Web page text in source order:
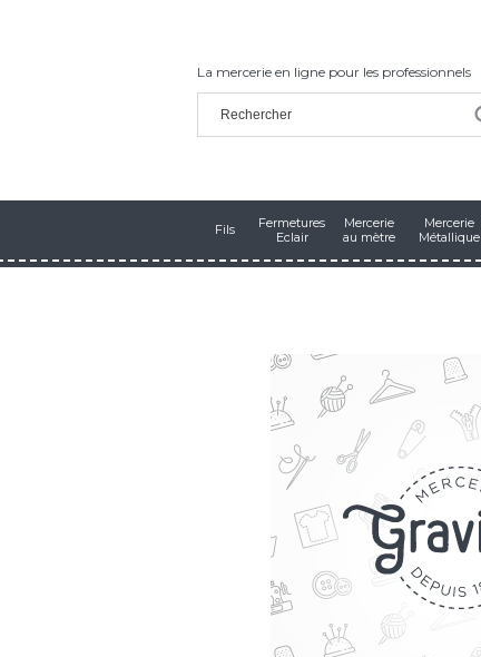
La mercerie en ligne pour les professionnels
Fils
Fermetures
Eclair
Mercerie
au mètre
Mercerie
Métallique